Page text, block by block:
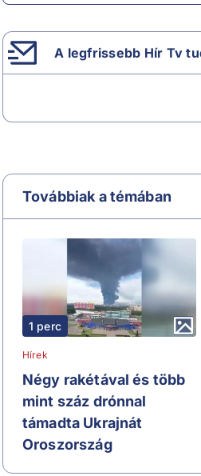
A legfrissebb Hír Tv
Továbbiak a témában
1 perc
Hírek
Négy rakétával és több
mint száz drónnal
támadta Ukrajnát
Oroszország